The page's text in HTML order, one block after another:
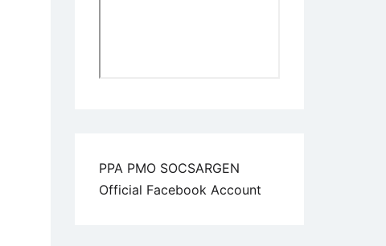
PPA PMO SOCSARGEN
Official Facebook Account